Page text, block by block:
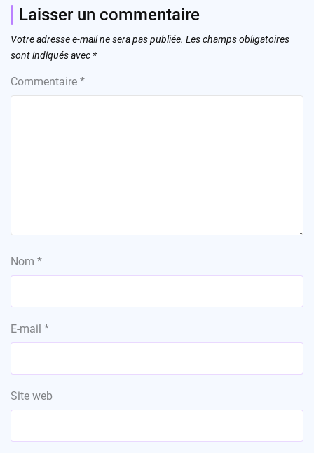
Laisser un commentaire
Votre adresse e-mail ne sera pas publiée. Les champs obligatoires
sont indiqués avec *
Commentaire *
Nom *
E-mail *
Site web